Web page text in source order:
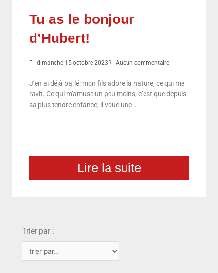
Tu as le bonjour
d’Hubert!
dimanche 15 octobre 2023 Aucun commentaire
J’en ai déjà parlé: mon fils adore la nature, ce qui me
ravit. Ce qui m’amuse un peu moins, c’est que depuis
sa plus tendre enfance, il voue une …
Lire la suite
Trier par :